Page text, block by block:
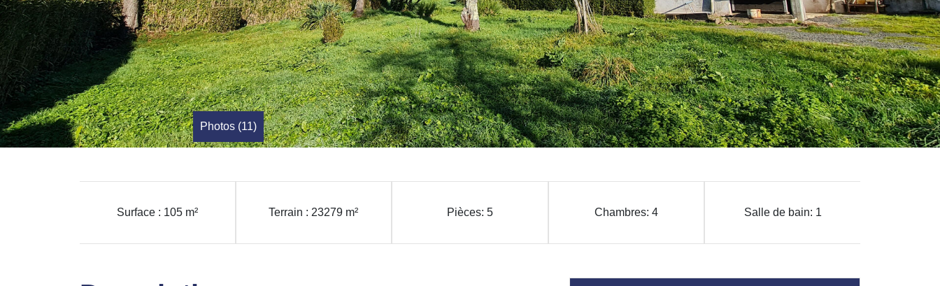
Photos (11)
Surface : 105 m² Terrain : 23279 m² Pièces: 5 Chambres: 4 Salle de bain: 1